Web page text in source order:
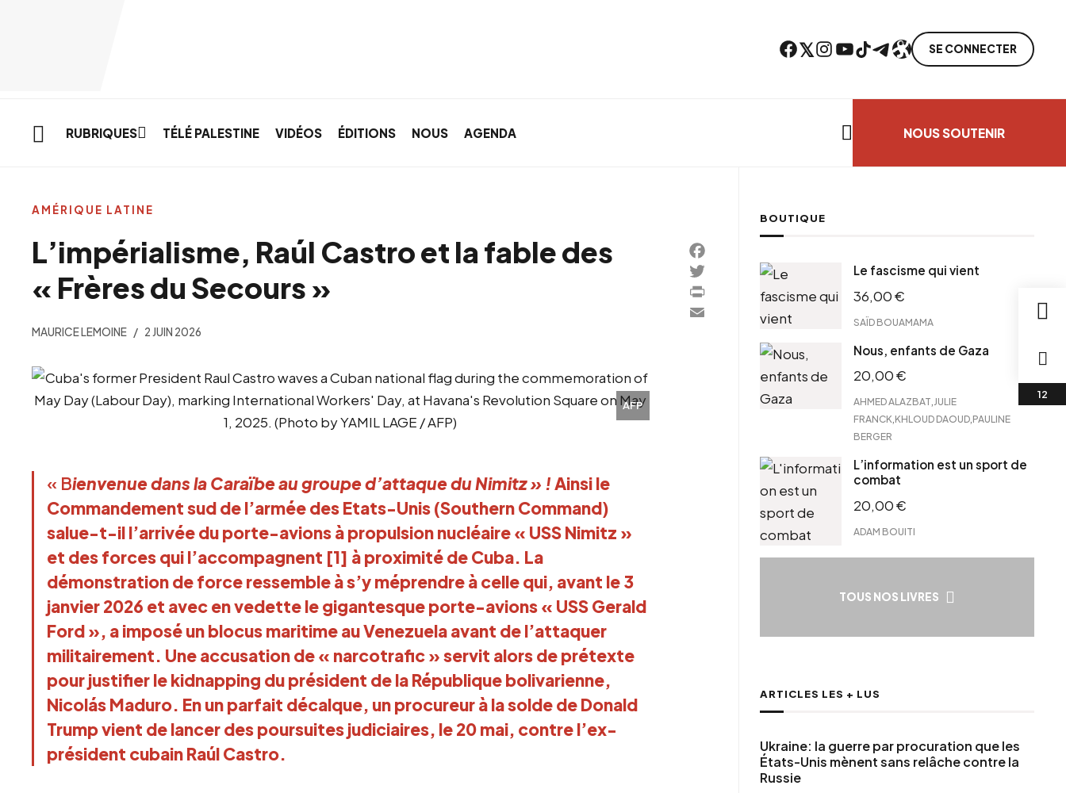
Facebook Twitter Instagram YouTube TikTok TelegramLien SE CONNECTER
RUBRIQUES TÉLÉ PALESTINE VIDÉOS ÉDITIONS NOUS AGENDA NOUS SOUTENIR
AFP
L’impérialisme, Raúl Castro et la fable des
« Frères du Secours »
MAURICE LEMOINE 2 JUIN 2026
« Bienvenue dans la Caraïbe au groupe d’attaque du Nimitz » ! Ainsi le
Commandement sud de l’armée des Etats-Unis (Southern Command)
salue-t-il l’arrivée du porte-avions à propulsion nucléaire « USS Nimitz »
et des forces qui l’accompagnent [1] à proximité de Cuba. La
démonstration de force ressemble à s’y méprendre à celle qui, avant le 3
janvier 2026 et avec en vedette le gigantesque porte-avions « USS Gerald
Ford », a imposé un blocus maritime au Venezuela avant de l’attaquer
militairement. Une accusation de « narcotrafic » servit alors de prétexte
pour justifier le kidnapping du président de la République bolivarienne,
Nicolás Maduro. En un parfait décalque, un procureur à la solde de Donald
Trump vient de lancer des poursuites judiciaires, le 20 mai, contre l’ex-
président cubain Raúl Castro.
AMÉRIQUE LATINE
Facebook
Twitter
PrintFriendly
Email
BOUTIQUE
Le fascisme qui vient
36,00€
SAÏD BOUAMAMA
Nous, enfants de Gaza
20,00€
AHMED ALAZBAT JULIE
FRANCK KHLOUD DAOUD PAULINE
BERGER
L’information est un sport de
combat
20,00€
ADAM BOUITI
TOUS NOS LIVRES
ARTICLES LES + LUS
Ukraine: la guerre par procuration que les
États-Unis mènent sans relâche contre la
Russie